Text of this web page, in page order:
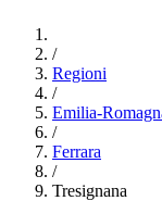
/
Regioni
/
Emilia-
/
Ferrara
/
Tresignana